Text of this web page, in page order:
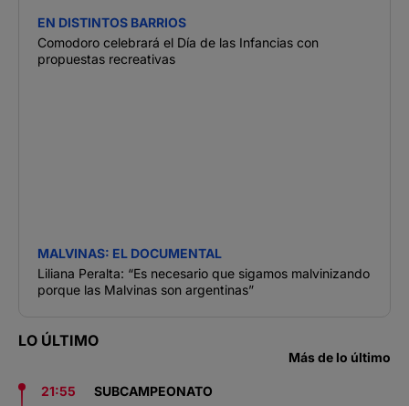
EN DISTINTOS BARRIOS
Comodoro celebrará el Día de las Infancias con
propuestas recreativas
MALVINAS: EL DOCUMENTAL
Liliana Peralta: “Es necesario que sigamos malvinizando
porque las Malvinas son argentinas”
LO ÚLTIMO
Más de lo último
21:55
SUBCAMPEONATO